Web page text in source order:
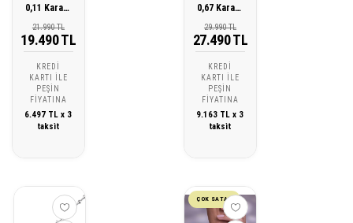
0,11 Karat Şahmeran Pırlanta Bileklik
21.990 TL
19.490 TL
KREDI
KARTI ILE
PEŞIN
FIYATINA
6.497 TL x 3
taksit
0,67 Karat Pırlanta Topaz Bileklik
29.990 TL
27.490 TL
KREDI
KARTI ILE
PEŞIN
FIYATINA
9.163 TL x 3
taksit
ÇOK SATAN